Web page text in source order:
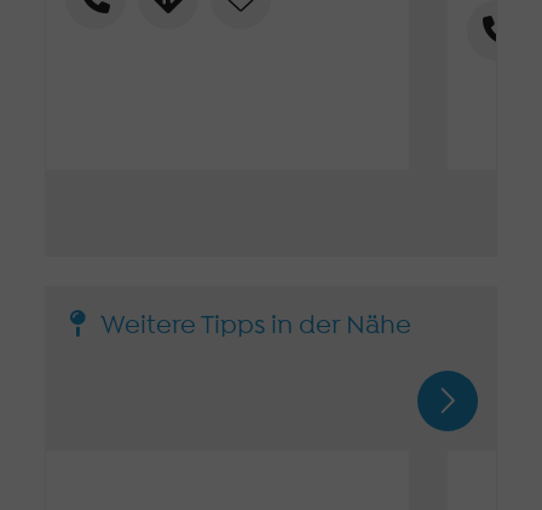
Weitere Tipps in der Nähe